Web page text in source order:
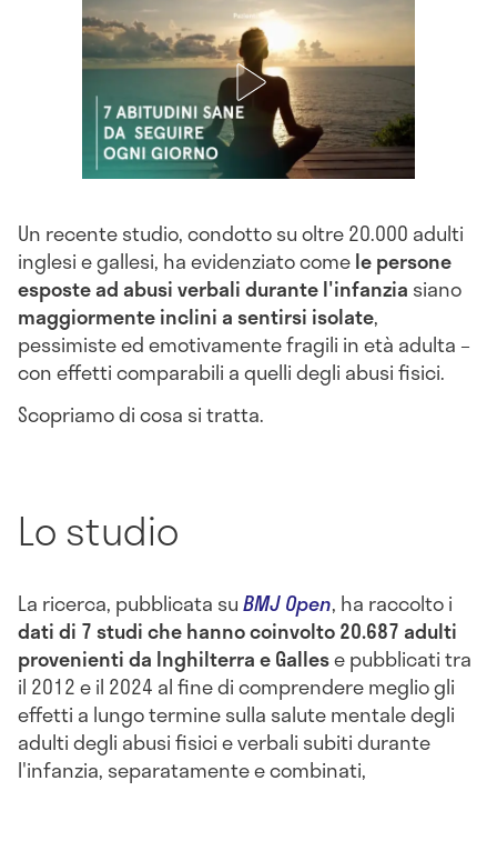
Un recente studio, condotto su oltre 20.000 adulti
inglesi e gallesi, ha evidenziato comele persone
esposte ad abusi verbali durante l'infanzia siano
maggiormente inclini a sentirsi isolate,
pessimiste ed emotivamente fragili in età adulta –
con effetti comparabili a quelli degli abusi fisici.
Scopriamo di cosa si tratta.
Lo studio
La ricerca, pubblicata suBMJ Open, ha raccolto i
dati di 7 studi che hanno coinvolto 20.687 adulti
provenienti da Inghilterra e Gallese pubblicati tra
il 2012 e il 2024 al fine di comprendere meglio gli
effetti a lungo termine sulla salute mentale degli
adulti degli abusi fisici e verbali subiti durante
l'infanzia, separatamente e combinati,